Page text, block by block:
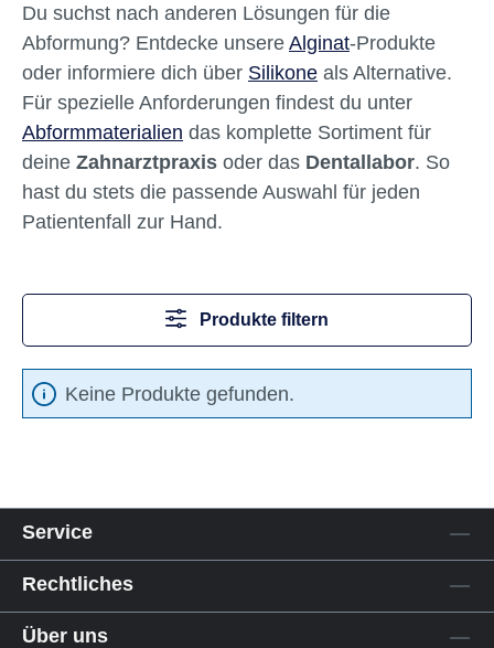
Du suchst nach anderen Lösungen für die
Abformung? Entdecke unsereAlginat-Produkte
oder informiere dich über Silikone als Alternative.
Für spezielle Anforderungen findest du unter
Abformmaterialien das komplette Sortiment für
deine Zahnarztpraxis oder das Dentallabor. So
hast du stets die passende Auswahl für jeden
Patientenfall zur Hand.
Produkte filtern
Keine Produkte gefunden.
Service
Rechtliches
Über uns